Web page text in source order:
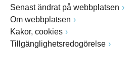
Senast ändrat på webbplatsen
Om webbplatsen
Kakor, cookies
Tillgänglighetsredogörelse